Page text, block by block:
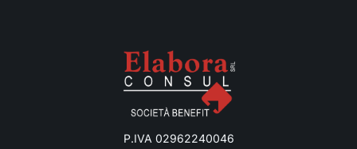
P.IVA 02962240046